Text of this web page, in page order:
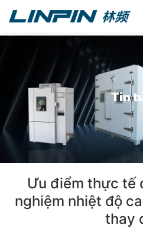
Tin
Ưu điểm thực tế
nghiệm nhiệt độ
thay